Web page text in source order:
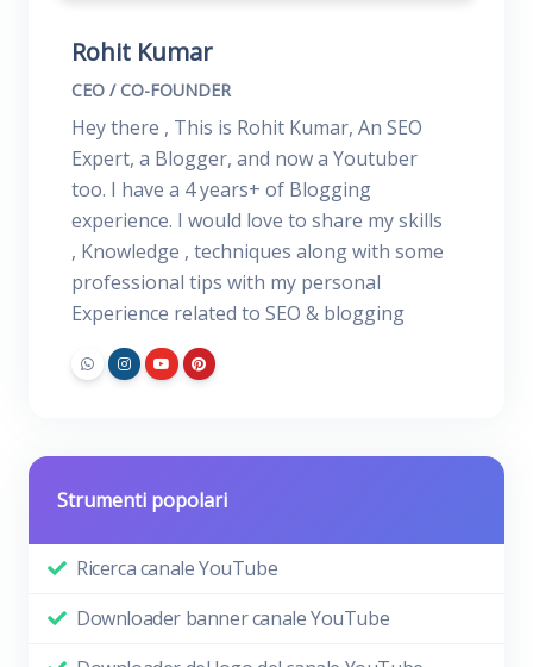
Rohit Kumar
CEO / CO-FOUNDER
Hey there , This is Rohit Kumar, An SEO
Expert, a Blogger, and now a Youtuber
too. I have a 4 years+ of Blogging
experience. I would love to share my skills
, Knowledge , techniques along with some
professional tips with my personal
Experience related to SEO & blogging
Strumenti popolari
Ricerca canale YouTube
Downloader banner canale YouTube